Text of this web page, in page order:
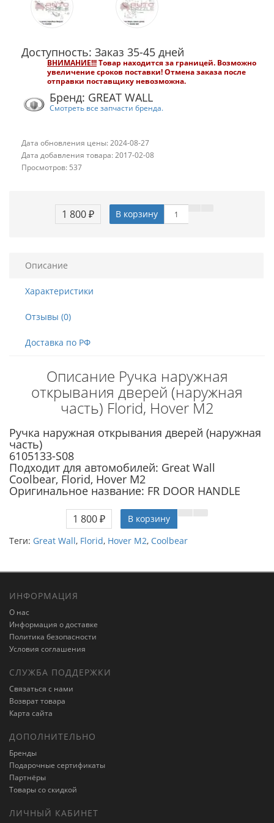
Доступность: Заказ 35-45 дней
ВНИМАНИЕ!!!Товар находится за границей. Возможно
увеличение сроков поставки!Отмена заказа после
отправки поставщику невозможна.
Бренд: GREAT WALL
Смотреть все запчасти бренда.
Дата обновления цены: 2024-08-27
Дата добавления товара: 2017-02-08
Просмотров: 537
1 800 ₽ В корзину
Описание
Характеристики
Отзывы (0)
Доставка по РФ
Описание Ручка наружная
открывания дверей (наружная
часть) Florid, Hover M2
Ручка наружная открывания дверей (наружная
часть)
6105133-S08
Подходит для автомобилей: Great Wall
Coolbear, Florid, Hover M2
Оригинальное название: FR DOOR HANDLE
1 800 ₽
В корзину
Теги: Great Wall, Florid, Hover M2, Coolbear
ИНФОРМАЦИЯ
О нас
Информация о доставке
Политика безопасности
Условия соглашения
СЛУЖБА ПОДДЕРЖКИ
Связаться с нами
Возврат товара
Карта сайта
ДОПОЛНИТЕЛЬНО
Бренды
Подарочные сертификаты
Партнёры
Товары со скидкой
ЛИЧНЫЙ КАБИНЕТ